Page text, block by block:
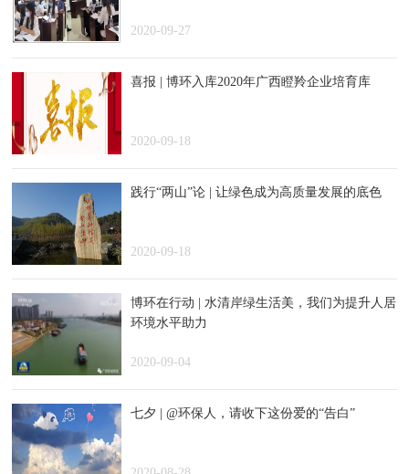
2020-09-27
喜报 | 博环入库2020年广西瞪羚企业培育库
2020-09-18
践行“两山”论 | 让绿色成为高质量发展的底色
2020-09-18
博环在行动 | 水清岸绿生活美，我们为提升人居
环境水平助力
2020-09-04
七夕 | @环保人，请收下这份爱的“告白”